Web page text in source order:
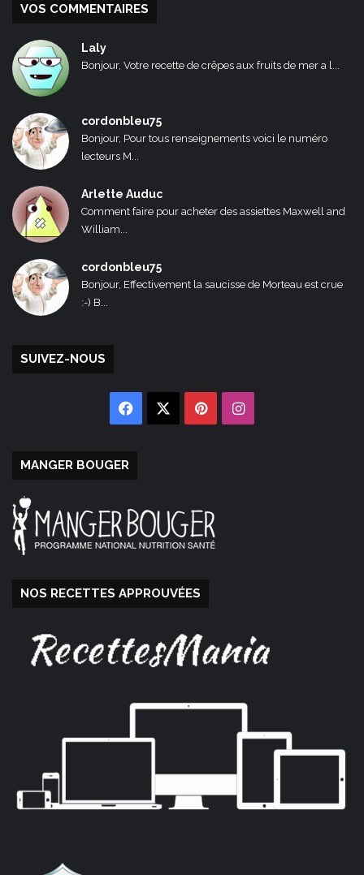
VOS COMMENTAIRES
Laly
Bonjour, Votre recette de crêpes aux fruits de mer a l...
cordonbleu75
Bonjour, Pour tous renseignements voici le numéro
lecteurs M...
Arlette Auduc
Comment faire pour acheter des assiettes Maxwell and
William...
cordonbleu75
Bonjour, Effectivement la saucisse de Morteau est crue
:-) B...
SUIVEZ-NOUS
Facebook PinterestInstagram
MANGER BOUGER
NOS RECETTES APPROUVÉES